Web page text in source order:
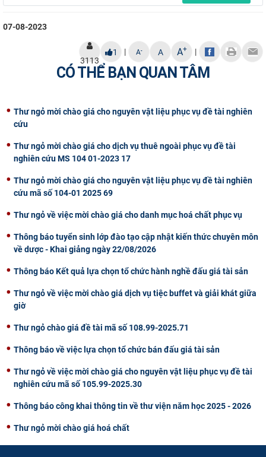
07-08-2023
3113
1 | A- A A+ |
CÓ THỂ BẠN QUAN TÂM
Thư ngỏ mời chào giá cho nguyên vật liệu phục vụ đề tài nghiên
cứu
Thư ngỏ mời chào giá cho dịch vụ thuê ngoài phục vụ đề tài
nghiên cứu MS 104 01-2023 17
Thư ngỏ mời chào giá cho nguyên vật liệu phục vụ đề tài nghiên
cứu mã số 104-01 2025 69
Thư ngỏ về việc mời chào giá cho danh mục hoá chất phục vụ
Thông báo tuyển sinh lớp đào tạo cập nhật kiến thức chuyên môn
về dược - Khai giảng ngày 22/08/2026
Thông báo Kết quả lựa chọn tổ chức hành nghề đấu giá tài sản
Thư ngỏ về việc mời chào giá dịch vụ tiệc buffet và giải khát giữa
giờ
Thư ngỏ chào giá đề tài mã số 108.99-2025.71
Thông báo về việc lựa chọn tổ chức bán đấu giá tài sản
Thư ngỏ về việc mời chào giá cho nguyên vật liệu phục vụ đề tài
nghiên cứu mã số 105.99-2025.30
Thông báo công khai thông tin về thư viện năm học 2025 - 2026
Thư ngỏ mời chào giá hoá chất